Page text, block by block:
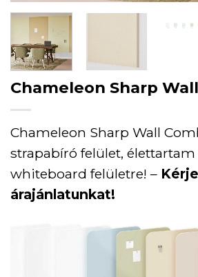
Chameleon Sharp
Chameleon Sharp Wall
strapabíró felület, élettartam
whiteboard felületre! – Kérje
árajánlatunkat!